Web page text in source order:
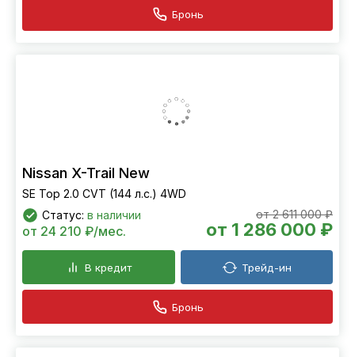
Бронь
Nissan X-Trail New
SE Top 2.0 CVT (144 л.с.) 4WD
Статус: в наличии от 2 611 000 ₽
от 1 286 000 ₽
от 24 210 ₽/мес.
В кредит Трейд-ин
Бронь